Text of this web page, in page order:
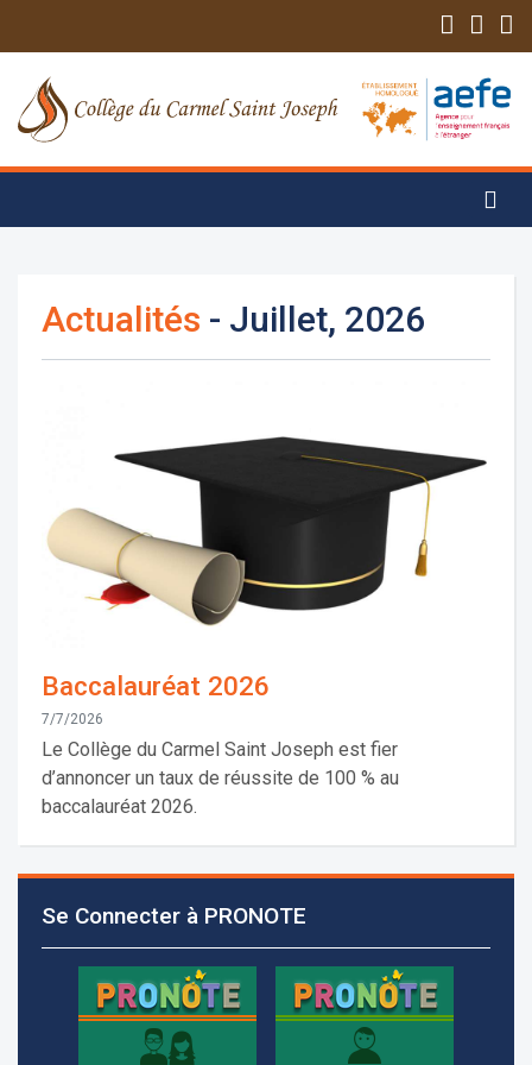
Actualités - Juillet, 2026
Baccalauréat 2026
7/7/2026
Le Collège du Carmel Saint Joseph est fier
d’annoncer un taux de réussite de 100 % au
baccalauréat 2026.
Se Connecter à PRONOTE
l'établissement selon des rendez-vous fixés à
l’avance.
+961 25 601 171
+961 25 601 172
+961 3 669 641